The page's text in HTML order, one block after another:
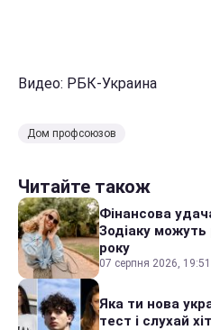
Видео: РБК-Украина
Дом профсоюзов
Читайте також
Фінансова
Зодіаку можуть
року
07 серпня 2026, 19:51
Яка ти нова
тест і слухай